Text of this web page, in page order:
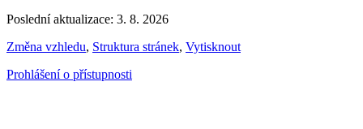
Poslední aktualizace: 3. 8. 2026
Změna vzhledu, Struktura stránek, Vytisknout
Prohlášení o přístupnosti